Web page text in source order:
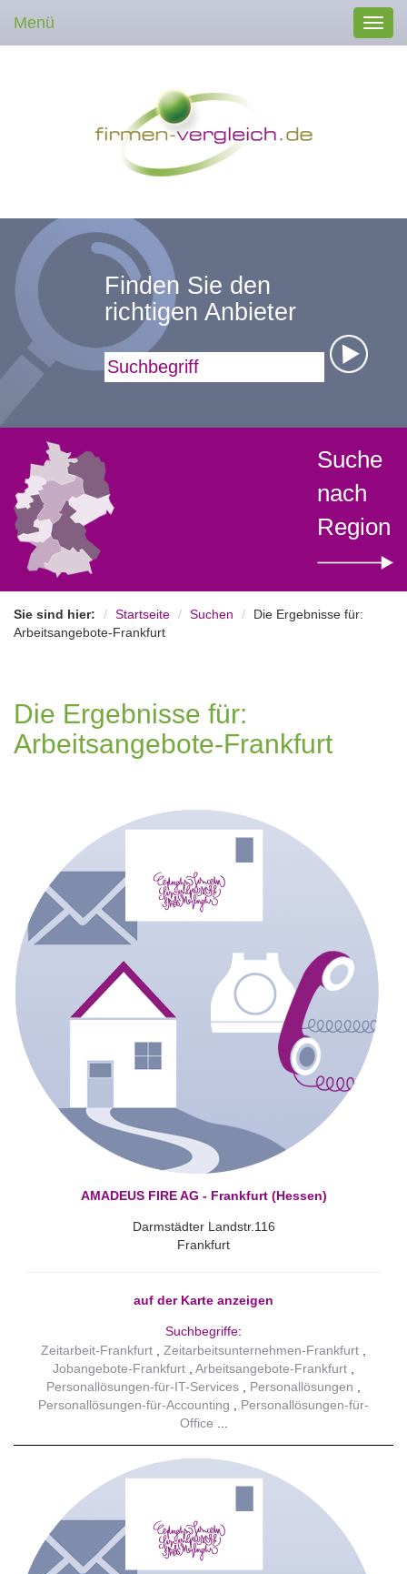
Menü
Finden Sie den
richtigen Anbieter
Suchbegriff
Suche
nach
Region
Sie sind hier: Startseite Suchen
Die Ergebnisse für:
Arbeitsangebote-Frankfurt
Die Ergebnisse für:
Arbeitsangebote-Frankfurt
AMADEUS FIRE AG - Frankfurt (Hessen)
Darmstädter Landstr.116
Frankfurt
auf der Karte anzeigen
Suchbegriffe:
Zeitarbeit-Frankfurt
Zeitarbeitsunternehmen-Frankfurt
Jobangebote-Frankfurt
Arbeitsangebote-Frankfurt
Personallösungen-für-IT-Services
Personallösungen
Personallösungen-für-Accounting
Personallösungen-für-
Office